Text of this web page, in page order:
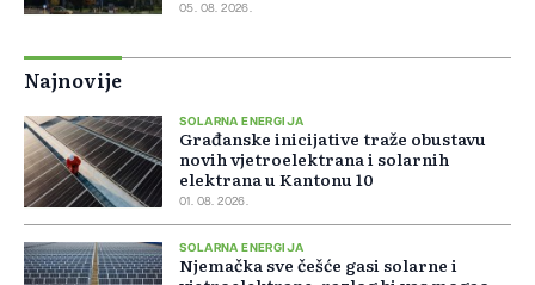
05. 08. 2026.
Najnovije
SOLARNA ENERGIJA
Građanske inicijative traže obustavu
novih vjetroelektrana i solarnih
elektrana u Kantonu 10
01. 08. 2026.
SOLARNA ENERGIJA
Njemačka sve češće gasi solarne i